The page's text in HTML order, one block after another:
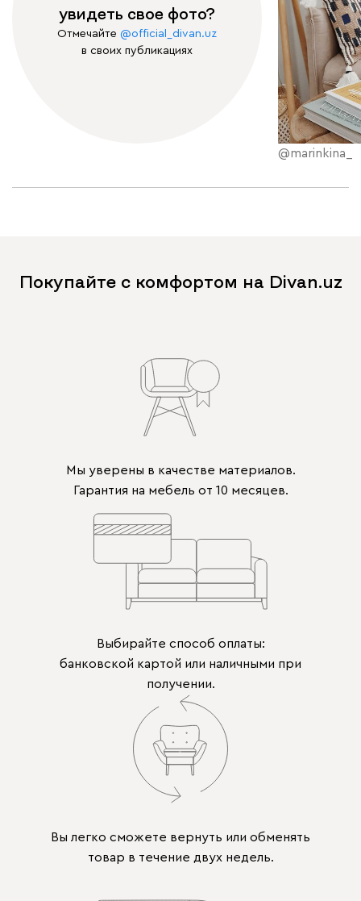
увидеть свое фото?
Отмечайте @official_divan.uz
в своих публикациях
@marinkina_
Покупайте с комфортом на Divan.uz
Мы уверены в качестве материалов.
Гарантия на мебель от 10 месяцев.
Выбирайте способ оплаты:
банковской картой или наличными при
получении.
Вы легко сможете вернуть или обменять
товар в течение двух недель.